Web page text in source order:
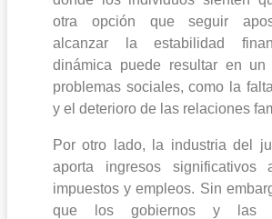
otra opción que seguir
alcanzar la estabilidad
dinámica puede resultar en un
problemas sociales, como la
y el deterioro de las relaciones
Por otro lado, la industria del
aporta ingresos significativos
impuestos y empleos. Sin
que los gobiernos y las